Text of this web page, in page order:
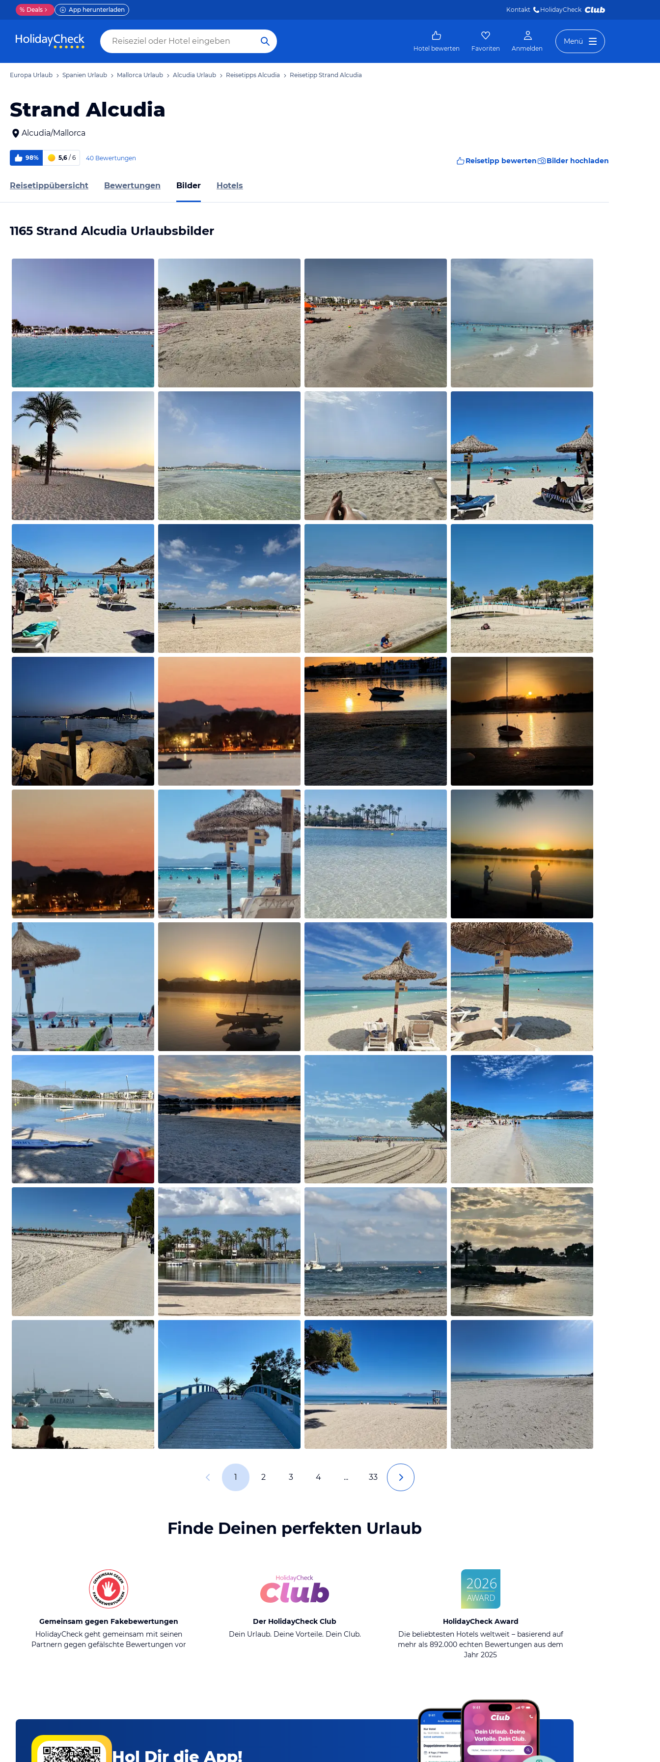
% Deals App herunterladen Kontakt HolidayCheck
Hotel bewerten Favoriten Anmelden
Menü
Europa Urlaub Spanien Urlaub Mallorca Urlaub Alcudia Urlaub Reisetipps Alcudia Reisetipp Strand Alcudia
Strand Alcudia
Alcudia/Mallorca
98% 5,6 / 6 40 Bewertungen Reisetipp bewerten Bilder hochladen
Reisetippübersicht Bewertungen Bilder Hotels
1165 Strand Alcudia Urlaubsbilder
1 2 3 4 ... 33
Finde Deinen perfekten Urlaub
Gemeinsam gegen Fakebewertungen
HolidayCheck geht gemeinsam mit seinen
Partnern gegen gefälschte Bewertungen vor
Der HolidayCheck Club
Dein Urlaub. Deine Vorteile. Dein Club.
HolidayCheck Award
Die beliebtesten Hotels weltweit – basierend auf
mehr als 892.000 echten Bewertungen aus dem
Jahr 2025
Hol Dir die App!